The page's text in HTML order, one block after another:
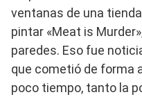
ventanas de una
pintar «Meat is
paredes. Eso fue
que cometió de forma
poco tiempo, tanto la